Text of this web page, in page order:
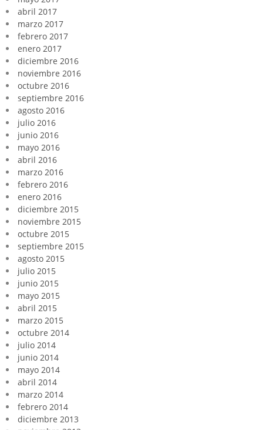
abril 2017
marzo 2017
febrero 2017
enero 2017
diciembre 2016
noviembre 2016
octubre 2016
septiembre 2016
agosto 2016
julio 2016
junio 2016
mayo 2016
abril 2016
marzo 2016
febrero 2016
enero 2016
diciembre 2015
noviembre 2015
octubre 2015
septiembre 2015
agosto 2015
julio 2015
junio 2015
mayo 2015
abril 2015
marzo 2015
octubre 2014
julio 2014
junio 2014
mayo 2014
abril 2014
marzo 2014
febrero 2014
diciembre 2013